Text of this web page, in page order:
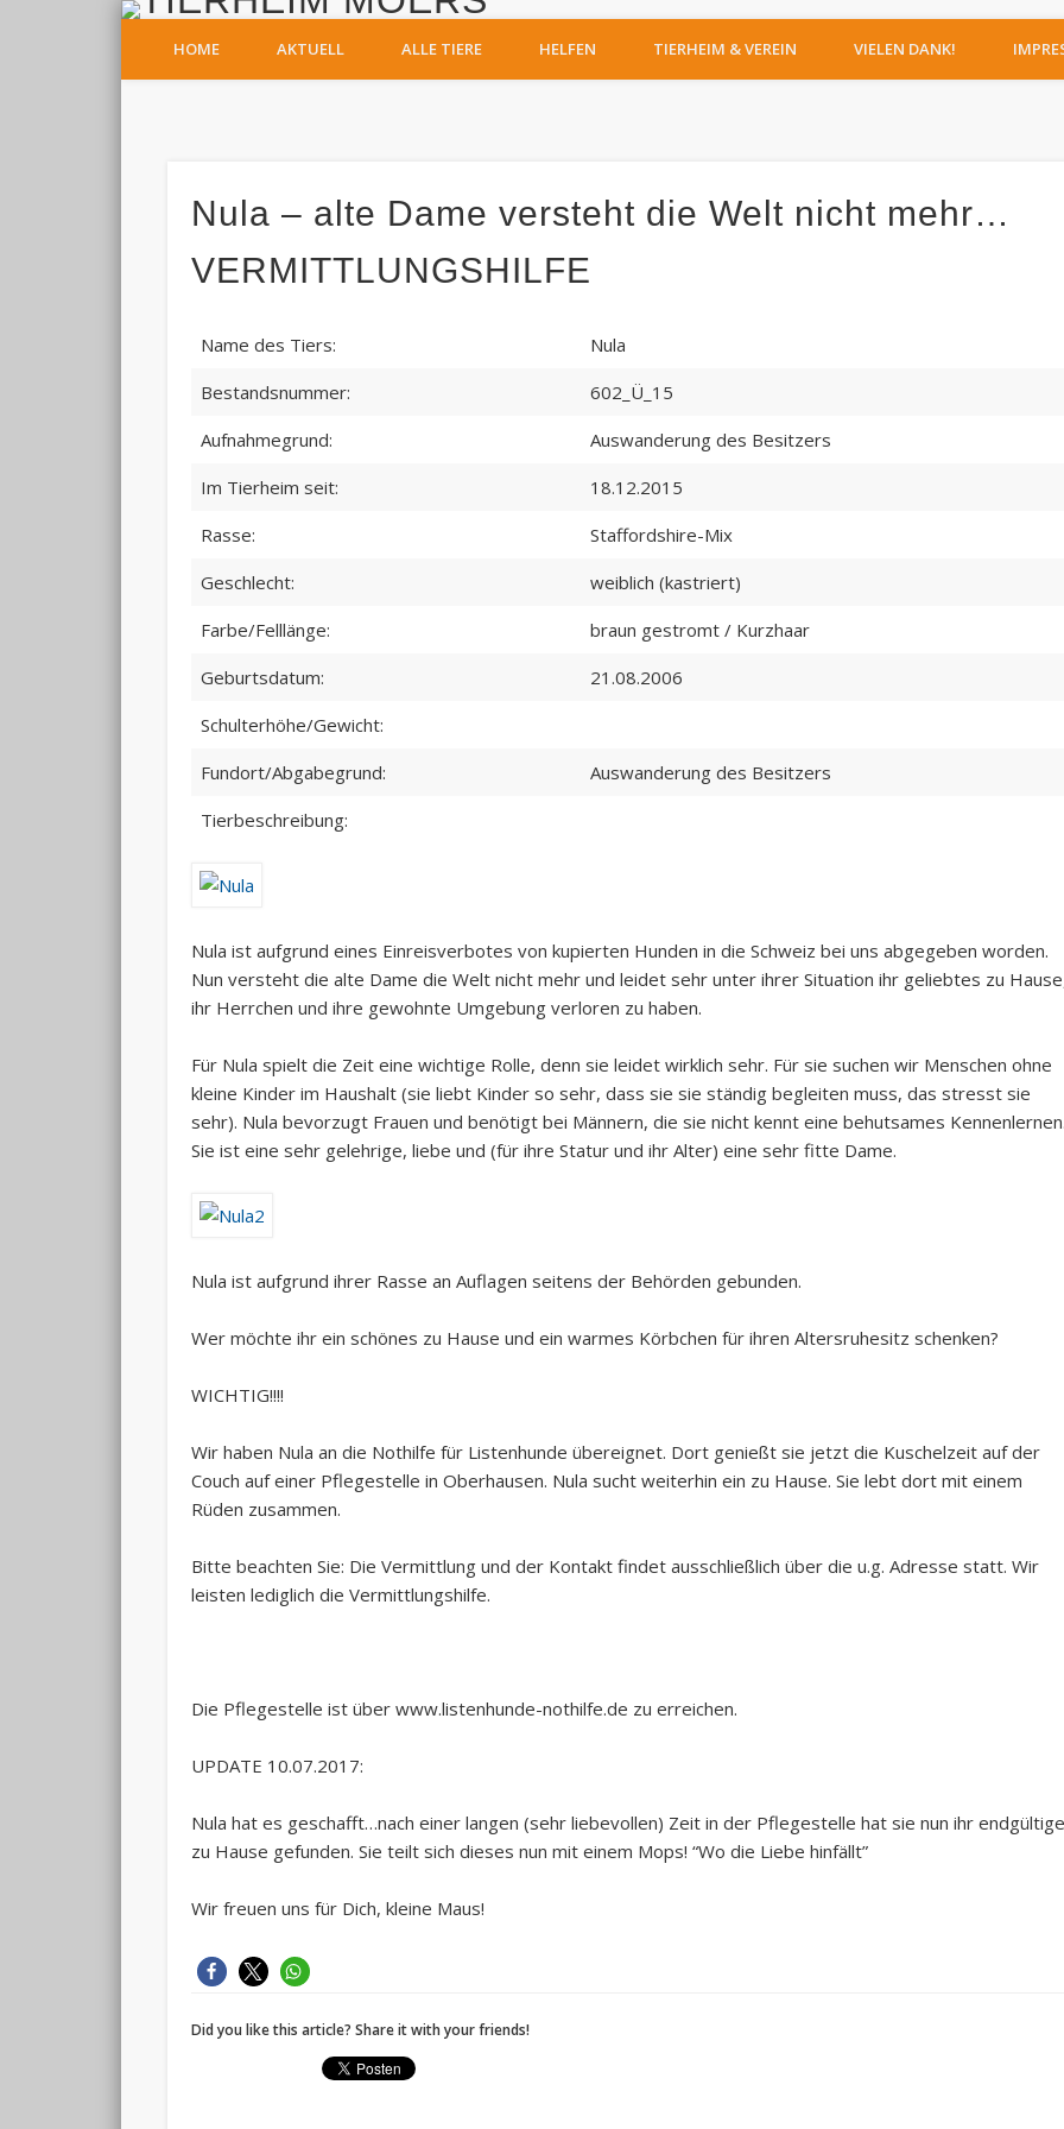
HOME AKTUELL ALLE TIERE HELFEN TIERHEIM & VEREIN VIELEN DANK!
Nula – alte Dame versteht die Welt nicht mehr…
VERMITTLUNGSHILFE
Name des Tiers:
Nula
Bestandsnummer:
602_Ü_15
Aufnahmegrund:
Auswanderung des Besitzers
Im Tierheim seit:
18.12.2015
Rasse:
Staffordshire-Mix
Geschlecht:
weiblich (kastriert)
Farbe/Felllänge:
braun gestromt / Kurzhaar
Geburtsdatum:
21.08.2006
Schulterhöhe/Gewicht:
Fundort/Abgabegrund:
Auswanderung des Besitzers
Tierbeschreibung:
Nula ist aufgrund eines Einreisverbotes von kupierten Hunden in die Schweiz bei uns abgegeben worden.
Nun versteht die alte Dame die Welt nicht mehr und leidet sehr unter ihrer Situation ihr geliebtes zu
ihr Herrchen und ihre gewohnte Umgebung verloren zu haben.
Für Nula spielt die Zeit eine wichtige Rolle, denn sie leidet wirklich sehr. Für sie suchen wir Menschen ohne
kleine Kinder im Haushalt (sie liebt Kinder so sehr, dass sie sie ständig begleiten muss, das stresst sie
sehr). Nula bevorzugt Frauen und benötigt bei Männern, die sie nicht kennt eine behutsames
Sie ist eine sehr gelehrige, liebe und (für ihre Statur und ihr Alter) eine sehr fitte Dame.
Nula ist aufgrund ihrer Rasse an Auflagen seitens der Behörden gebunden.
Wer möchte ihr ein schönes zu Hause und ein warmes Körbchen für ihren Altersruhesitz schenken?
WICHTIG!!!!
Wir haben Nula an die Nothilfe für Listenhunde übereignet. Dort genießt sie jetzt die Kuschelzeit auf der
Couch auf einer Pflegestelle in Oberhausen. Nula sucht weiterhin ein zu Hause. Sie lebt dort mit einem
Rüden zusammen.
Bitte beachten Sie: Die Vermittlung und der Kontakt findet ausschließlich über die u.g. Adresse statt. Wir
leisten lediglich die Vermittlungshilfe.
Die Pflegestelle ist über www.listenhunde-nothilfe.de zu erreichen.
UPDATE 10.07.2017:
Nula hat es geschafft…nach einer langen (sehr liebevollen) Zeit in der Pflegestelle hat sie nun ihr
zu Hause gefunden. Sie teilt sich dieses nun mit einem Mops! “Wo die Liebe hinfällt”
Wir freuen uns für Dich, kleine Maus!
Did you like this article? Share it with your friends!